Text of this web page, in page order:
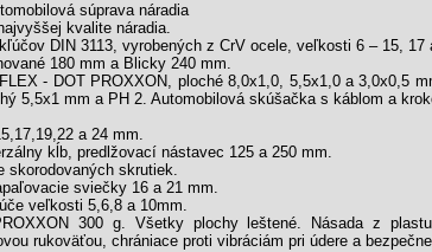
súprava náradia
kvalite náradia.
DIN 3113, vyrobených z CrV ocele, veľkosti 6 – 15, 17
180 mm a Blicky 240 mm.
- DOT PROXXON, ploché 8,0x1,0, 5,5x1,0 a 3,0x0,5
5,5x1 mm a PH 2. Automobilová skúšačka s káblom a
a 24 mm.
kĺb, predlžovací nástavec 125 a 250 mm.
skorodovaných skrutiek.
sviečky 16 a 21 mm.
veľkosti 5,6,8 a 10mm.
300 g. Všetky plochy leštené. Násada z
rukoväťou, chrániace proti vibráciám pri údere a